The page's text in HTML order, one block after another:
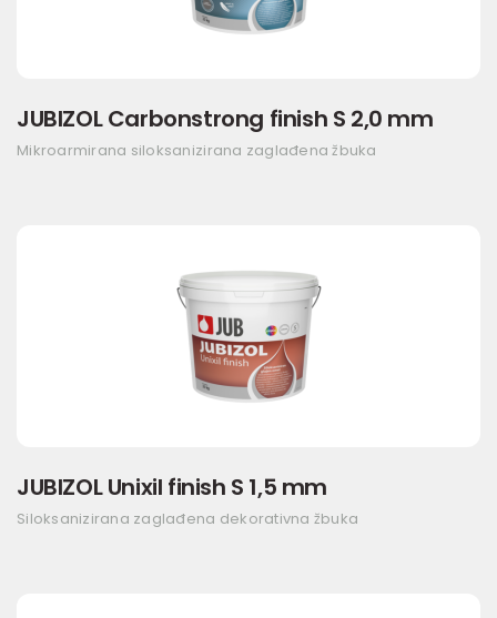
JUBIZOL Carbonstrong finish S 2,0 mm
Mikroarmirana siloksanizirana zaglađena žbuka
JUBIZOL Unixil finish S 1,5 mm
Siloksanizirana zaglađena dekorativna žbuka